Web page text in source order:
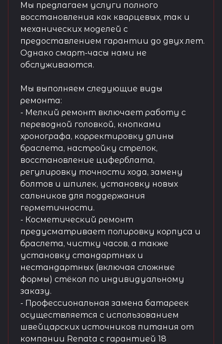
Мы предлагаем услуги полного
восстановления как кварцевых, так и
механических моделей с
предоставлением гарантии до двух лет.
Однако смарт-часы нами не
обслуживаются.
Мы выполняем следующие виды
ремонта:
- Мелкий ремонт включает работу с
переводной головкой, кнопками
хронографа, корректировку длины
браслета, настройку стрелок,
восстановление циферблата,
регулировку точности хода, замену
болтов и шпилек, установку новых
сальников для поддержания
герметичности.
- Косметический ремонт
предусматривает полировку корпуса и
браслета, чистку часов, а также
установку стандартных и
нестандартных (включая сложные
формы) стёкол по индивидуальному
заказу.
- Профессиональная замена батареек
осуществляется с использованием
швейцарских источников питания от
компании Renata с гарантией 18